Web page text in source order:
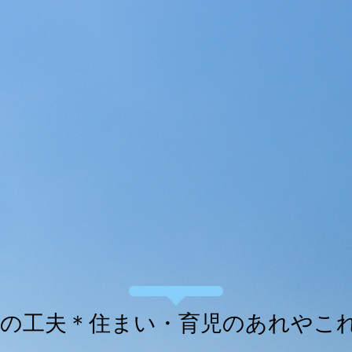
工夫＊住まい・育児のあれやこ